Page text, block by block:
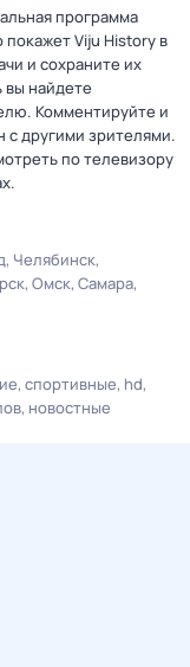
программа
покажет Viju History в
и сохраните их
найдете
Комментируйте и
другими зрителями.
по телевизору
Челябинск
Омск Самара
спортивные hd
новостные